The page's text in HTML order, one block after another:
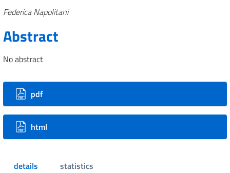
Authors
Federica Napolitani
Abstract
No abstract
Downloads
pdf
html
details statistics